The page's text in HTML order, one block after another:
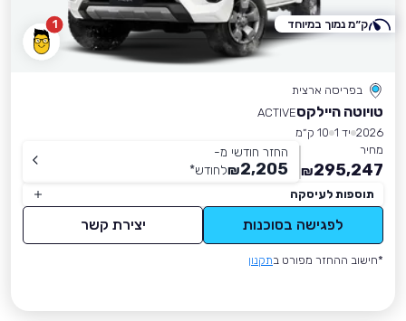
1
בפריסה ארצית
טויוטה היילקסACTIVE
2026 יד 1
10 ק״מ
מחיר
295,247
₪
החזר חודשי מ-
2,205
₪לחודש*
תוספות לעיסקה
לפגישה בסוכנות יצירת קשר
*חישוב ההחזר מפורט בתקנון
ק״מ נמוך במיוחד